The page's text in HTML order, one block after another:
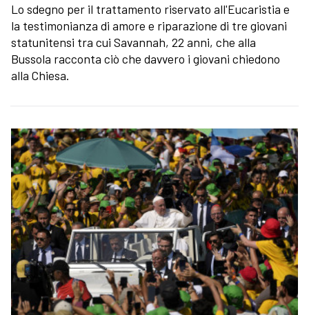
Lo sdegno per il trattamento riservato all'Eucaristia e
la testimonianza di amore e riparazione di tre giovani
statunitensi tra cui Savannah, 22 anni, che alla
Bussola racconta ciò che davvero i giovani chiedono
alla Chiesa.